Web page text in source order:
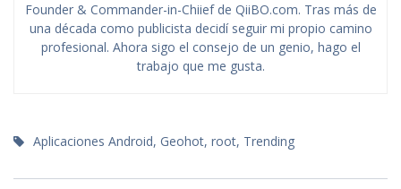
Founder & Commander-in-Chiief de QiiBO.com. Tras más de
una década como publicista decidí seguir mi propio camino
profesional. Ahora sigo el consejo de un genio, hago el
trabajo que me gusta.
Aplicaciones Android, Geohot, root, Trending